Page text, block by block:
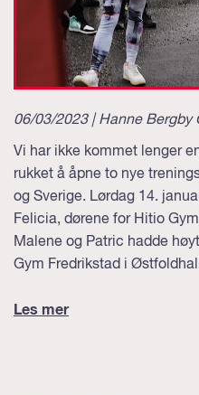
06/03/2023 | Hanne Bergby
Vi har ikke kommet lenger
rukket å åpne to nye
og Sverige. Lørdag 14.
Felicia, dørene for Hitio
Malene og Patric hadde
Gym Fredrikstad i
Les mer